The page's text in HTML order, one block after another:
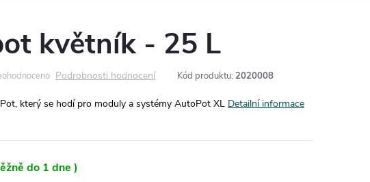
květník - 25 L
Podrobnosti hodnocení Kód produktu: 2020008
který se hodí pro moduly a systémy AutoPot XL Detailní informace
do 1 dne )